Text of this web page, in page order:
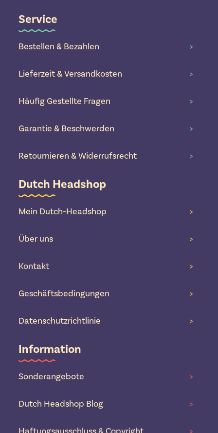
Service
Bestellen & Bezahlen >
Lieferzeit & Versandkosten >
Häufig Gestellte Fragen >
Garantie & Beschwerden >
Retournieren & Widerrufsrecht >
Dutch Headshop
Mein Dutch-Headshop >
Über uns >
Kontakt >
Geschäftsbedingungen >
Datenschutzrichtlinie >
Information
Sonderangebote >
Dutch Headshop Blog >